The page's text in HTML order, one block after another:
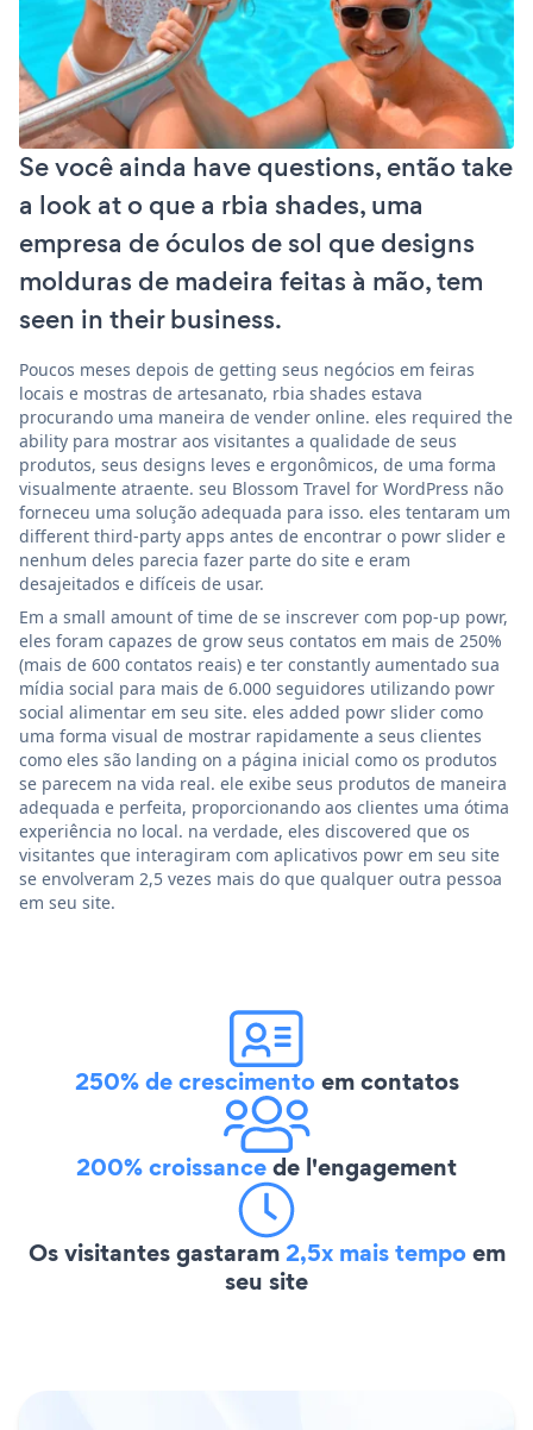
Se você ainda have questions, então take
a look at o que a rbia shades, uma
empresa de óculos de sol que designs
molduras de madeira feitas à mão, tem
seen in their business.
Poucos meses depois de getting seus negócios em feiras
locais e mostras de artesanato, rbia shades estava
procurando uma maneira de vender online. eles required the
ability para mostrar aos visitantes a qualidade de seus
produtos, seus designs leves e ergonômicos, de uma forma
visualmente atraente. seu Blossom Travel for WordPress não
forneceu uma solução adequada para isso. eles tentaram um
different third-party apps antes de encontrar o powr slider e
nenhum deles parecia fazer parte do site e eram
desajeitados e difíceis de usar.
Em a small amount of time de se inscrever com pop-up powr,
eles foram capazes de grow seus contatos em mais de 250%
(mais de 600 contatos reais) e ter constantly aumentado sua
mídia social para mais de 6.000 seguidores utilizando powr
social alimentar em seu site. eles added powr slider como
uma forma visual de mostrar rapidamente a seus clientes
como eles são landing on a página inicial como os produtos
se parecem na vida real. ele exibe seus produtos de maneira
adequada e perfeita, proporcionando aos clientes uma ótima
experiência no local. na verdade, eles discovered que os
visitantes que interagiram com aplicativos powr em seu site
se envolveram 2,5 vezes mais do que qualquer outra pessoa
em seu site.
250% de crescimentoem contatos
200% croissancede l'engagement
Os visitantes gastaram2,5x mais tempoem
seu site